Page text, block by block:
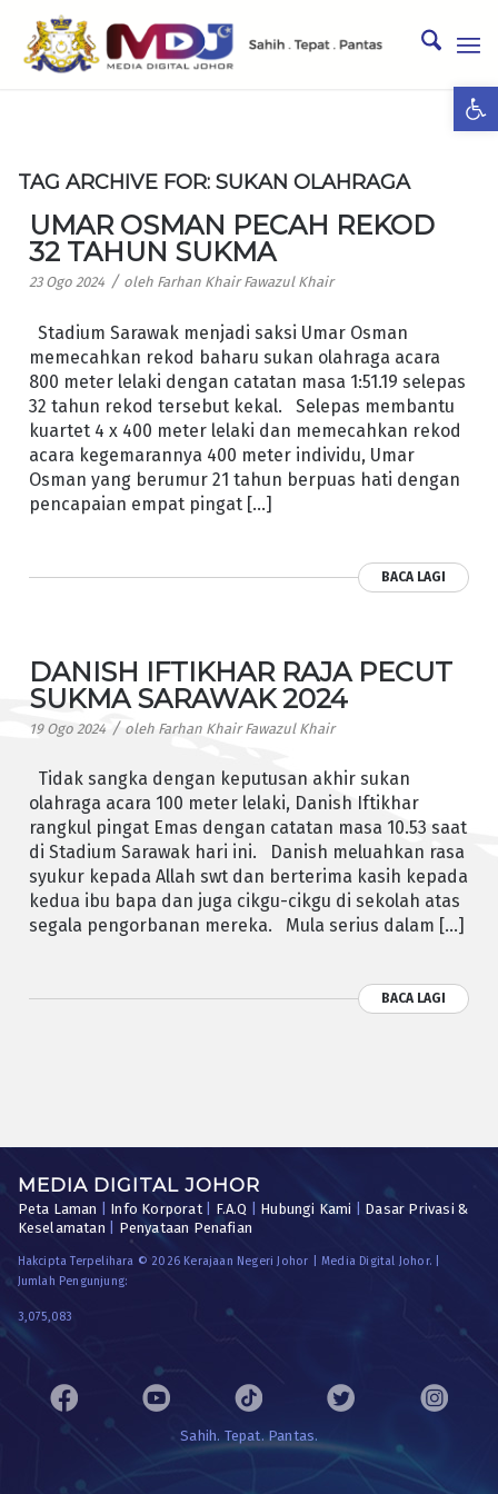
TAG ARCHIVE FOR: SUKAN OLAHRAGA
UMAR OSMAN PECAH REKOD
32 TAHUN SUKMA
23 Ogo 2024 / oleh Farhan Khair Fawazul Khair
Stadium Sarawak menjadi saksi Umar Osman
memecahkan rekod baharu sukan olahraga acara
800 meter lelaki dengan catatan masa 1:51.19 selepas
32 tahun rekod tersebut kekal. Selepas membantu
kuartet 4 x 400 meter lelaki dan memecahkan rekod
acara kegemarannya 400 meter individu, Umar
Osman yang berumur 21 tahun berpuas hati dengan
pencapaian empat pingat […]
BACA LAGI
DANISH IFTIKHAR RAJA PECUT
SUKMA SARAWAK 2024
19 Ogo 2024 / oleh Farhan Khair Fawazul Khair
Tidak sangka dengan keputusan akhir sukan
olahraga acara 100 meter lelaki, Danish Iftikhar
rangkul pingat Emas dengan catatan masa 10.53 saat
di Stadium Sarawak hari ini. Danish meluahkan rasa
syukur kepada Allah swt dan berterima kasih kepada
kedua ibu bapa dan juga cikgu-cikgu di sekolah atas
segala pengorbanan mereka. Mula serius dalam […]
BACA LAGI
MEDIA DIGITAL JOHOR
Peta Laman Info Korporat| F.A.Q Hubungi Kami
Dasar Privasi &
Keselamatan
Penyataan Penafian
Hakcipta Terpelihara © 2026 Kerajaan Negeri Johor | Media Digital Johor. |
Jumlah Pengunjung:
3,075,083
Sahih. Tepat. Pantas.